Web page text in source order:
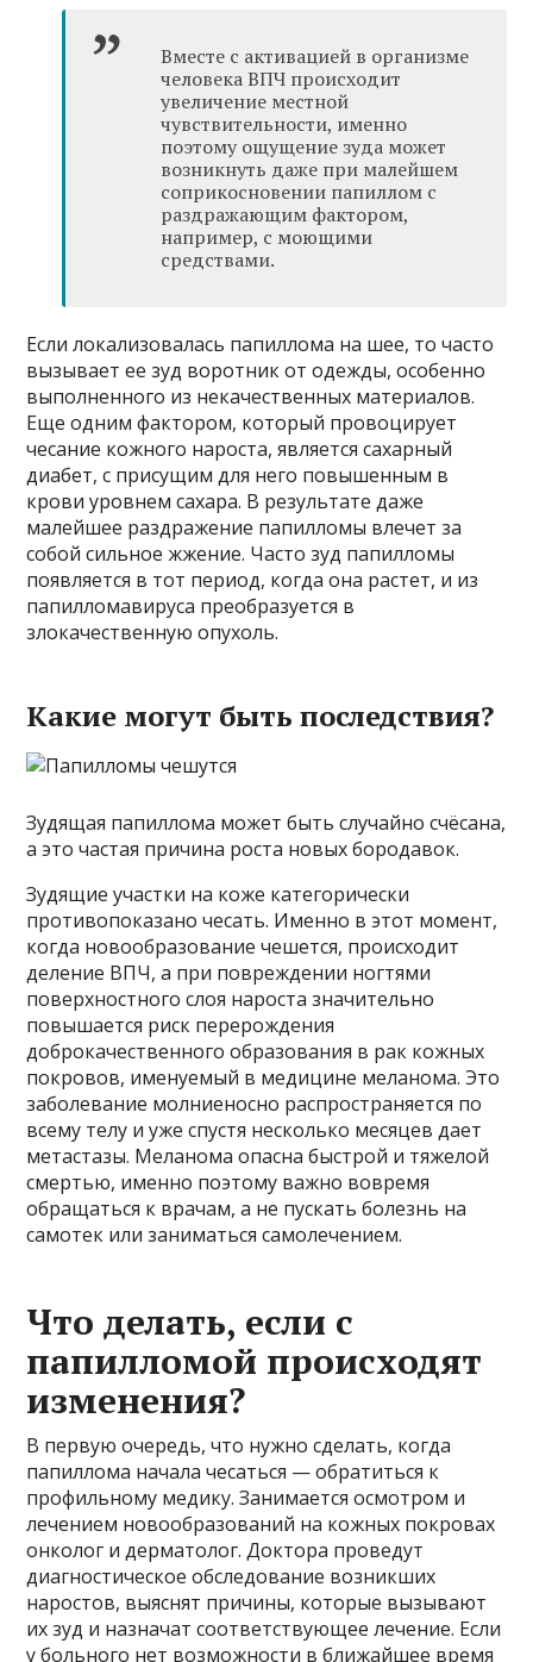
Вместе с активацией в организме
человека ВПЧ происходит
увеличение местной
чувствительности, именно
поэтому ощущение зуда может
возникнуть даже при малейшем
соприкосновении папиллом с
раздражающим фактором,
например, с моющими
средствами.
Если локализовалась папиллома на шее, то часто
вызывает ее зуд воротник от одежды, особенно
выполненного из некачественных материалов.
Еще одним фактором, который провоцирует
чесание кожного нароста, является сахарный
диабет, с присущим для него повышенным в
крови уровнем сахара. В результате даже
малейшее раздражение папилломы влечет за
собой сильное жжение. Часто зуд папилломы
появляется в тот период, когда она растет, и из
папилломавируса преобразуется в
злокачественную опухоль.
Какие могут быть последствия?
Зудящая папиллома может быть случайно счёсана,
а это частая причина роста новых бородавок.
Зудящие участки на коже категорически
противопоказано чесать. Именно в этот момент,
когда новообразование чешется, происходит
деление ВПЧ, а при повреждении ногтями
поверхностного слоя нароста значительно
повышается риск перерождения
доброкачественного образования в рак кожных
покровов, именуемый в медицине меланома. Это
заболевание молниеносно распространяется по
всему телу и уже спустя несколько месяцев дает
метастазы. Меланома опасна быстрой и тяжелой
смертью, именно поэтому важно вовремя
обращаться к врачам, а не пускать болезнь на
самотек или заниматься самолечением.
Что делать, если с
папилломой происходят
изменения?
В первую очередь, что нужно сделать, когда
папиллома начала чесаться — обратиться к
профильному медику. Занимается осмотром и
лечением новообразований на кожных покровах
онколог и дерматолог. Доктора проведут
диагностическое обследование возникших
наростов, выяснят причины, которые вызывают
их зуд и назначат соответствующее лечение. Если
у больного нет возможности в ближайшее время